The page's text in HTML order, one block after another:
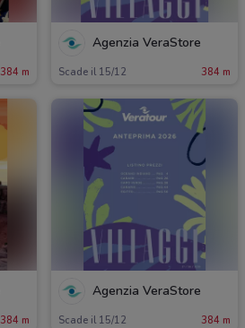
384 m
Agenzia VeraStore
Scade il 15/12 384 m
384 m
Agenzia VeraStore
Scade il 15/12 384 m